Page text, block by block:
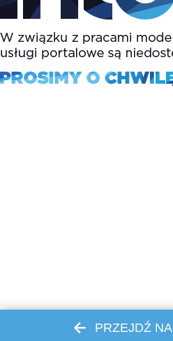
PRZEJDŹ NA